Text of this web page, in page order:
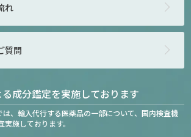
れ
質問
成分鑑定を実施しております
は、輸入代行する医薬品の一部について、国内検査機
施しております。